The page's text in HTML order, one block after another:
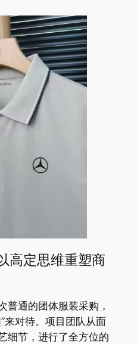
高定思维重塑商
普通的团体服装采购，
来对待。项目团队从面
细节，进行了全方位的